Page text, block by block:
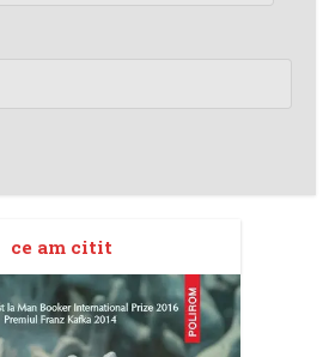
ce am citit